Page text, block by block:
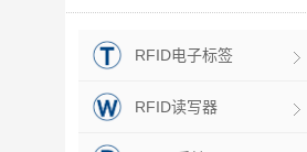
RFID电子标签
RFID读写器